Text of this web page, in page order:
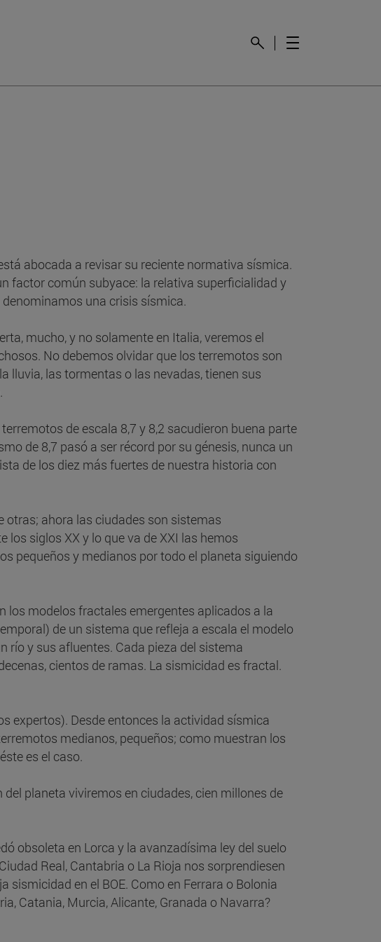
abocada a revisar su reciente normativa sísmica.
factor común subyace: la relativa superficialidad y
una crisis sísmica.
mucho, y no solamente en Italia, veremos el
No debemos olvidar que los terremotos son
lluvia, las tormentas o las nevadas, tienen sus
de escala 8,7 y 8,2 sacudieron buena parte
de 8,7 pasó a ser récord por su génesis, nunca un
de los diez más fuertes de nuestra historia con
ahora las ciudades son sistemas
siglos XX y lo que va de XXI las hemos
pequeños y medianos por todo el planeta siguiendo
los modelos fractales emergentes aplicados a la
de un sistema que refleja a escala el modelo
río y sus afluentes. Cada pieza del sistema
cientos de ramas. La sismicidad es fractal.
expertos). Desde entonces la actividad sísmica
medianos, pequeños; como muestran los
es el caso.
planeta viviremos en ciudades, cien millones de
obsoleta en Lorca y la avanzadísima ley del suelo
Real, Cantabria o La Rioja nos sorprendiesen
en el BOE. Como en Ferrara o Bolonia
Catania, Murcia, Alicante, Granada o Navarra?